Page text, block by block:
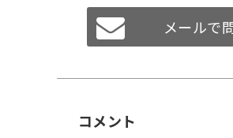
メールで
コメント